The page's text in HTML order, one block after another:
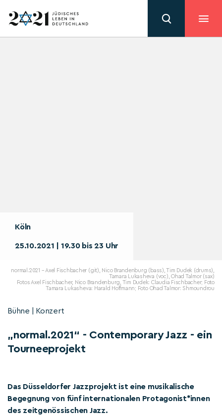
Köln
25.10.2021 | 19.30 bis 23 Uhr
normal.2021 – Axel Fischbacher (git), Nico Brandenburg (bass), Tim Dudek (drums),
Tamara Lukasheva (voc), Ohad Talmor (sax)
Fotos Axel Fischbacher, Nico Brandenburg, Tim Dudek: Claudia Fischbacher; Foto
Tamara Lukasheva: Harald Hoffmann; Foto Ohad Talmor: Shmoundrou
Bühne | Konzert
„normal.2021“ - Contemporary Jazz - ein
Tourneeprojekt
Das Düsseldorfer Jazzprojekt ist eine musikalische
Begegnung von fünf internationalen Protagonist*innen
des zeitgenössischen Jazz.